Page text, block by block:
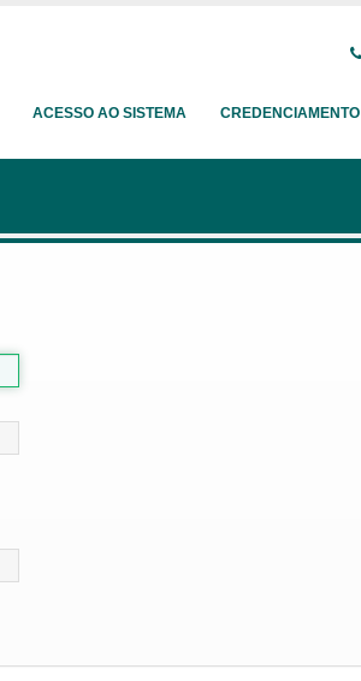
ACESSO AO SISTEMA CREDENCIAMENTO